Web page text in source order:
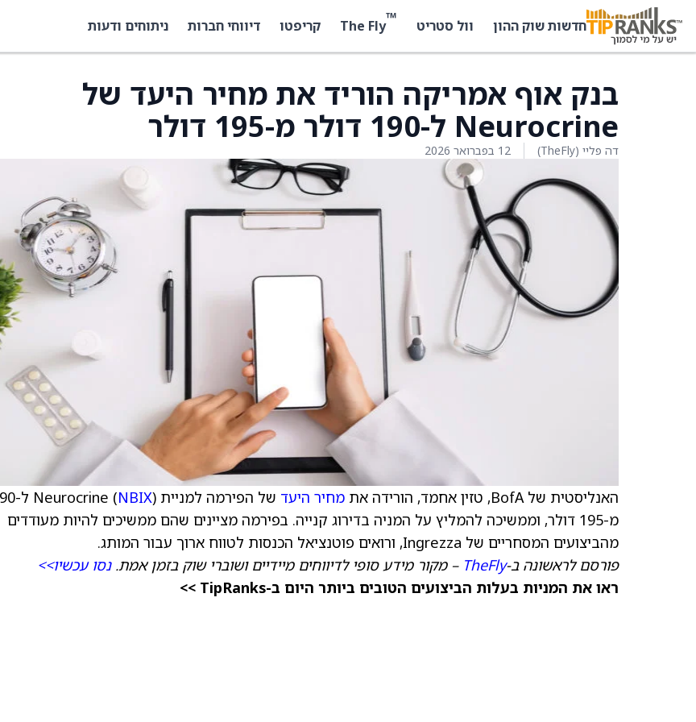
חדשות שוק ההון וול סטריט ™
The Fly קריפטו דיווחי חברות ניתוחים ודעות
בנק אוף אמריקה הוריד את מחיר היעד של
Neurocrine ל-190 דולר מ-195 דולר
דה פליי (TheFly) 12 בפברואר 2026
האנליסטית של BofA, טזין אחמד, הורידה את מחיר היעד של הפירמה למניית Neurocrine ( NBIX
מ-195 דולר, וממשיכה להמליץ על המניה בדירוג קנייה. בפירמה מציינים שהם ממשיכים להיות מעודדים
מהביצועים המסחריים של Ingrezza, ורואים פוטנציאל הכנסות לטווח ארוך עבור המותג.
פורסם לראשונה ב-TheFly – מקור מידע סופי לדיווחים מיידיים ושוברי שוק בזמן אמת.נסו עכשיו>>
ראו את המניות בעלות הביצועים הטובים ביותר היום ב-TipRanks >>